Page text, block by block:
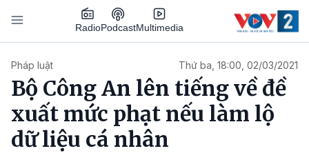
Nhảy đến nội dung
RadioPodcastMultimedia
Pháp luật Thứ ba, 18:00, 02/03/2021
Bộ Công An lên tiếng về đề
xuất mức phạt nếu làm lộ
dữ liệu cá nhân